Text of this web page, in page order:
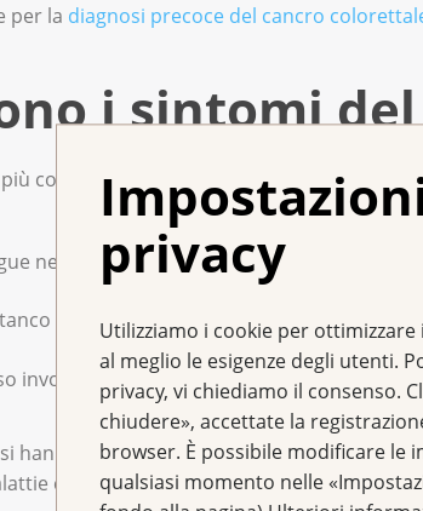
privacy
Utilizziamo i cookie per
al meglio le esigenze degli utenti.
privacy, vi chiediamo il consenso.
chiudere», accettate la
browser. È possibile modificare le
qualsiasi momento nelle
per la diagnosi precoce del cancro
i sintomi
comuni nel cancro colorettale sono:
nelle feci. Il sangue è di colore rosso
per diverse settimane.
involontariamente.
hanno uno o più di questi disturbi, non
causano questi sintomi.